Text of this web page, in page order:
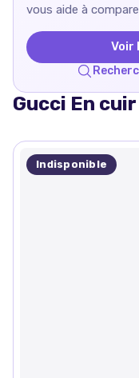
vous aide à
Voir
Gucci En
Indisponible